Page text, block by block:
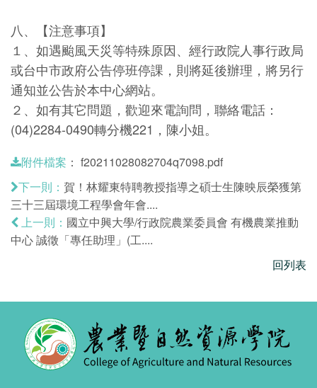
八、【注意事項】
１、如遇颱風天災等特殊原因、經行政院人事行政局
或台中市政府公告停班停課，則將延後辦理，將另行
通知並公告於本中心網站。
２、如有其它問題，歡迎來電詢問，聯絡電話：
(04)2284-0490轉分機221，陳小姐。
附件檔案 ： f20211028082704q7098.pdf
下一則： 賀！林耀東特聘教授指導之碩士生陳映辰榮獲第
三十三屆環境工程學會年會....
上一則： 國立中興大學/行政院農業委員會 有機農業推動
中心 誠徵「專任助理」(工....
回列表